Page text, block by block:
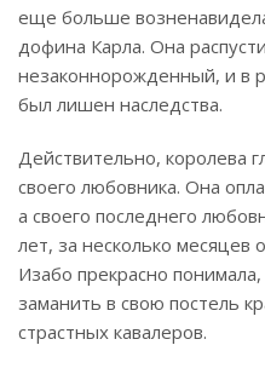
еще больше
дофина Карла. Она
незаконнорожденный, и в
был лишен наследства.
Действительно, королева
своего любовника. Она
а своего последнего
лет, за несколько месяцев
Изабо прекрасно
заманить в свою постель
страстных кавалеров.